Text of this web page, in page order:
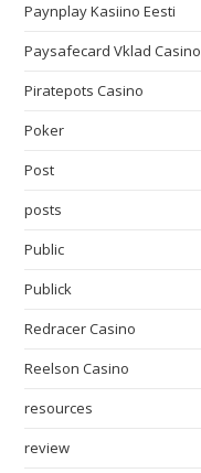
Paynplay Kasiino Eesti
Paysafecard Vklad Casino
Piratepots Casino
Poker
Post
posts
Public
Publick
Redracer Casino
Reelson Casino
resources
review